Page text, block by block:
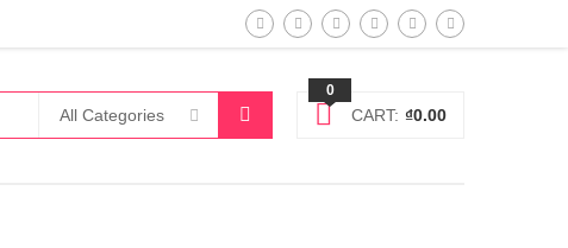
All Categories
0
CART: ₫0.00